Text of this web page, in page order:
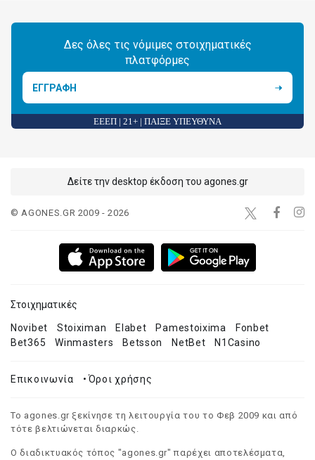
Δες όλες τις νόμιμες στοιχηματικές
πλατφόρμες
ΕΓΓΡΑΦΗ
ΕΕΕΠ | 21+ | ΠΑΙΞΕ ΥΠΕΥΘΥΝΑ
Δείτε την desktop έκδοση του agones.gr
© AGONES.GR 2009 - 2026
Στοιχηματικές
Novibet Stoiximan Elabet Pamestoixima
Fonbet
Bet365
Winmasters Betsson NetBet N1Casino
Επικοινωνία •Όροι χρήσης
Το agones.gr ξεκίνησε τη λειτουργία του το Φεβ 2009 και από
τότε βελτιώνεται διαρκώς.
Ο διαδικτυακός τόπος "agones.gr" παρέχει αποτελέσματα,